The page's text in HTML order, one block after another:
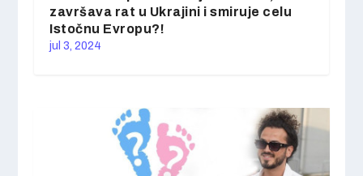
završava rat u Ukrajini i smiruje celu
Istočnu Evropu?!
jul 3, 2024